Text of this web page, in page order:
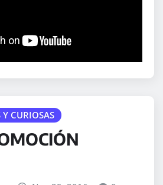
CURIOSAS